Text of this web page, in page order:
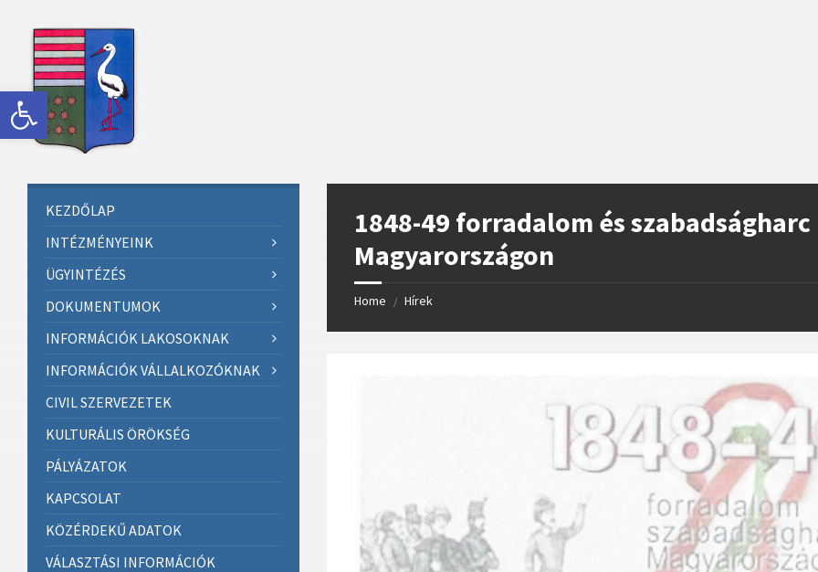
Eszköztár megnyitása
content
sidebar
sidebar
footer
1848-49 forradalom és szabadságharc
Magyarországon
Home / Hírek
KEZDŐLAP
INTÉZMÉNYEINK
ÜGYINTÉZÉS
DOKUMENTUMOK
INFORMÁCIÓK LAKOSOKNAK
INFORMÁCIÓK VÁLLALKOZÓKNAK
CIVIL SZERVEZETEK
KULTURÁLIS ÖRÖKSÉG
PÁLYÁZATOK
KAPCSOLAT
KÖZÉRDEKŰ ADATOK
VÁLASZTÁSI INFORMÁCIÓK